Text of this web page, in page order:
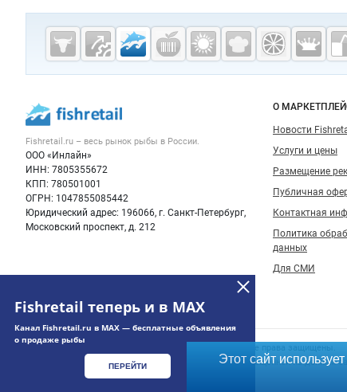
Fishretail теперь и в MAX
Канал Fishretail.ru в MAX — бесплатные объявления
о продаже рыбы
ПЕРЕЙТИ
Дополнительная информация
Cсылки на полезные проекты
Fishretail.ru —
рыба,
Важные разделы и контакты
Fishretail.ru – весь рынок рыбы в России.
ООО «Инлайн»
ИНН: 7805355672
КПП: 780501001
ОГРН: 1047855085442
Юридический адрес: 196066, г. Санкт-Петербург,
Московский проспект, д. 212
Навигация
О
Новости
Услуги и цены
Размещение
Публичная
Контактная
Политика
данных
Для СМИ
Счетчики, авторское право, логотипы
© 2006‑2026 ООО “Инлайн”. 12+ Все права защищены.
Использование информации, размещенной на данном
Этот сайт использует